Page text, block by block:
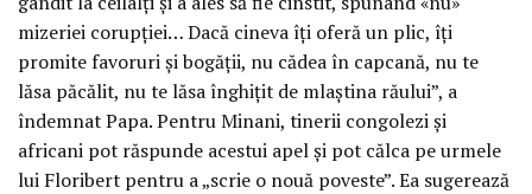
mizeriei corupției… Dacă cineva îți oferă un plic, îți
promite favoruri și bogății, nu cădea în capcană, nu te
lăsa păcălit, nu te lăsa înghițit de mlaștina răului”, a
îndemnat Papa. Pentru Minani, tinerii congolezi și
africani pot răspunde acestui apel și pot călca pe urmele
lui Floribert pentru a „scrie o nouă poveste”. Ea sugerează